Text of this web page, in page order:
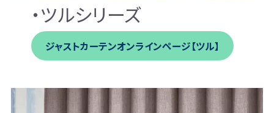
・ツルシリーズ
ジャストカーテンオンラインページ【ツル】